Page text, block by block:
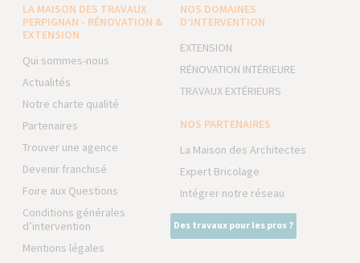
LA MAISON DES TRAVAUX
PERPIGNAN - RÉNOVATION &
EXTENSION
Qui sommes-nous
Actualités
Notre charte qualité
Partenaires
Trouver une agence
Devenir franchisé
Foire aux Questions
Conditions générales
d’intervention
Mentions légales
NOS DOMAINES
D’INTERVENTION
EXTENSION
RÉNOVATION INTÉRIEURE
TRAVAUX EXTÉRIEURS
NOS PARTENAIRES
La Maison des Architectes
Expert Bricolage
Intégrer notre réseau
Des travaux pour les pros ?